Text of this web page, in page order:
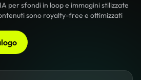
per sfondi in loop e immagini stilizzate
sono royalty-free e ottimizzati